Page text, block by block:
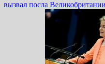
вызвал посла